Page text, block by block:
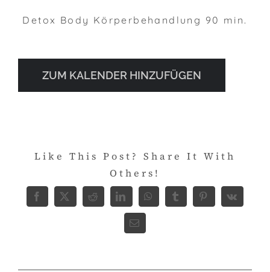
Detox Body Körperbehandlung 90 min.
ZUM KALENDER HINZUFÜGEN
Like This Post? Share It With
Others!
Facebook
X RedditLinkedInWhatsApp
TumblrPinterest
Vk
E-
Mail